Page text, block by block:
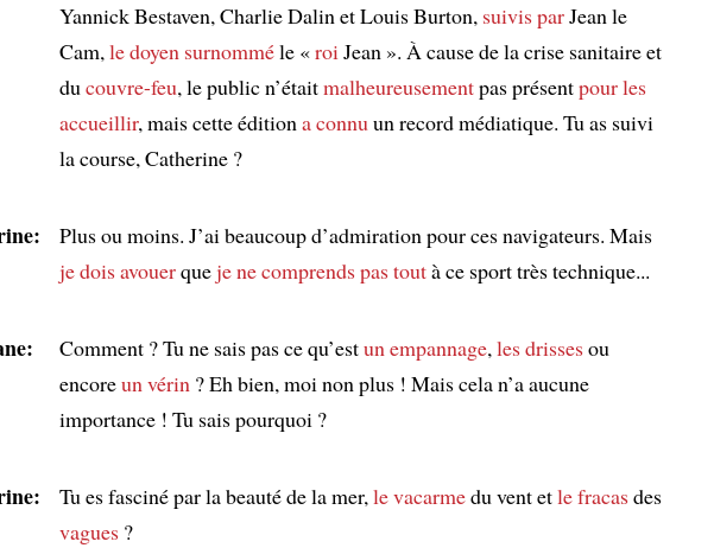
Yannick Bestaven, Charlie Dalin et Louis Burton, suivis parJean le
Cam,le doyen surnomméle «roiJean ». À cause de la crise sanitaire et
ducouvre-feu, le public n’étaitmalheureusementpas présentpour les
accueillir, mais cette éditiona connuun record médiatique. Tu as suivi
la course, Catherine ?
Plus ou moins. J’ai beaucoup d’admiration pour ces navigateurs. Mais
je dois avouerqueje ne comprends pas toutà ce sport très technique...
Comment ? Tu ne sais pas ce qu’estun empannage,les drissesou
encoreun vérin ? Eh bien, moi non plus ! Mais cela n’a aucune
importance ! Tu sais pourquoi ?
Tu es fasciné par la beauté de la mer,le vacarmedu vent etle fracasdes
vagues ?